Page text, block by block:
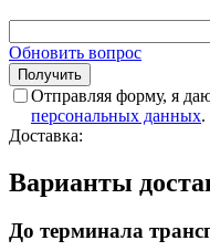
Обновить вопрос
Отправляя форму, я
персональных данных.
Доставка:
Варианты
До терминала